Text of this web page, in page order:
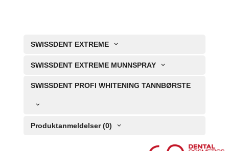
SWISSDENT EXTREME
SWISSDENT EXTREME MUNNSPRAY
SWISSDENT PROFI WHITENING TANNBØRSTE
Produktanmeldelser (0)